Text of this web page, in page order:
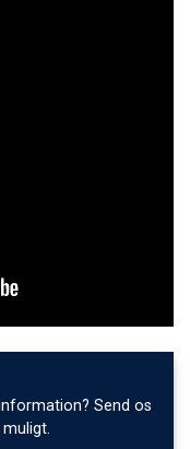
Send os